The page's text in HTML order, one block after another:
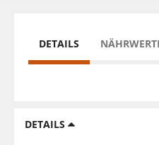
DETAILS
DETAILS